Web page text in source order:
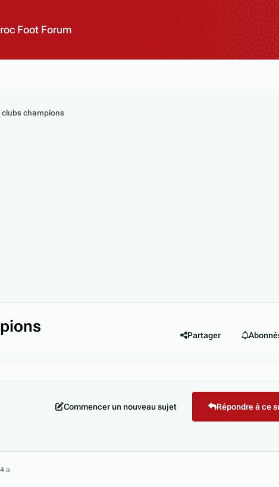
Foot Forum
clubs champions
Partager
Commencer un nouveau sujet Répondre à ce
4 a